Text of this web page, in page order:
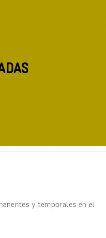
y temporales en el